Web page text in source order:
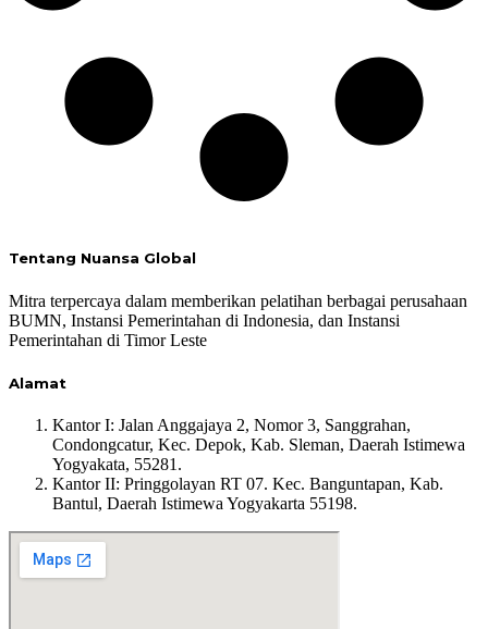
Tentang Nuansa Global
Mitra terpercaya dalam memberikan pelatihan berbagai perusahaan
BUMN, Instansi Pemerintahan di Indonesia, dan Instansi
Pemerintahan di Timor Leste
Alamat
Kantor I: Jalan Anggajaya 2, Nomor 3, Sanggrahan,
Condongcatur, Kec. Depok, Kab. Sleman, Daerah Istimewa
Yogyakata, 55281.
Kantor II: Pringgolayan RT 07. Kec. Banguntapan, Kab.
Bantul, Daerah Istimewa Yogyakarta 55198.